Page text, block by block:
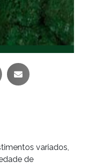
variados,
de